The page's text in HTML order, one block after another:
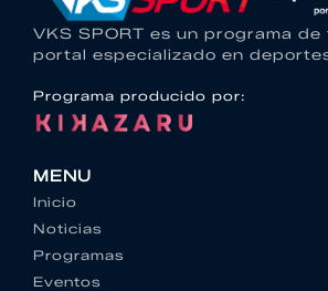
VKS SPORT es un programa de
portal especializado en
Programa producido por:
MENU
Inicio
Noticias
Programas
Eventos